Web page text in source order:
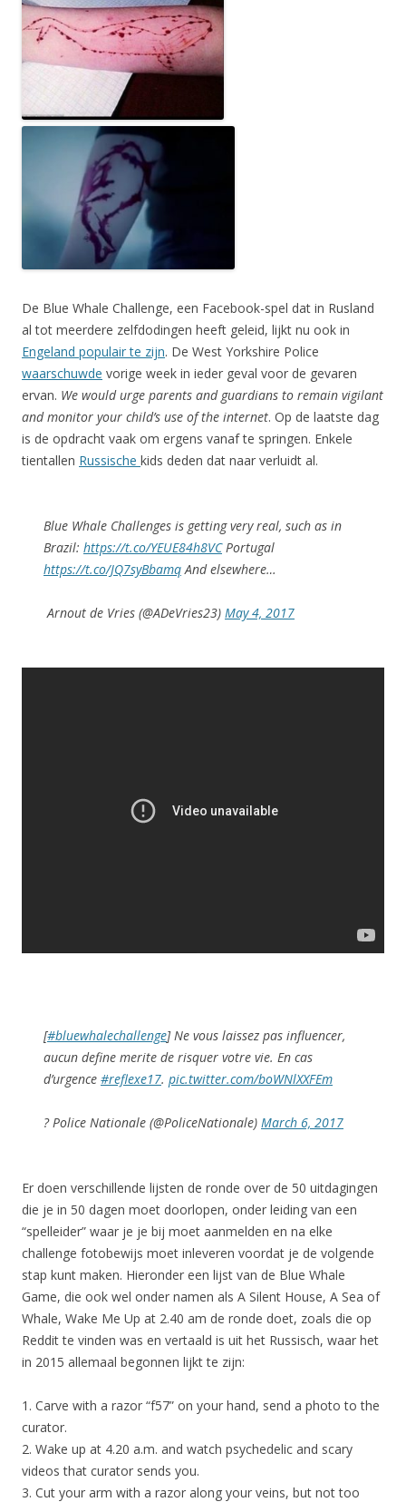
De Blue Whale Challenge, een Facebook-spel dat in Rusland
al tot meerdere zelfdodingen heeft geleid, lijkt nu ook in
Engeland populair te zijn. De West Yorkshire Police
waarschuwde vorige week in ieder geval voor de gevaren
ervan. We would urge parents and guardians to remain vigilant
and monitor your child’s use of the internet. Op de laatste dag
is de opdracht vaak om ergens vanaf te springen. Enkele
tientallen Russische kids deden dat naar verluidt al.
Blue Whale Challenges is getting very real, such as in
Brazil: https://t.co/YEUE84h8VCPortugal
https://t.co/JQ7syBbamq And elsewhere…
Arnout de Vries (@ADeVries23) May 4, 2017
[#bluewhalechallenge] Ne vous laissez pas influencer,
aucun define merite de risquer votre vie. En cas
d’urgence #reflexe17. pic.twitter.com/boWNlXXFEm
? Police Nationale (@PoliceNationale) March 6, 2017
Er doen verschillende lijsten de ronde over de 50 uitdagingen
die je in 50 dagen moet doorlopen, onder leiding van een
“spelleider” waar je je bij moet aanmelden en na elke
challenge fotobewijs moet inleveren voordat je de volgende
stap kunt maken. Hieronder een lijst van de Blue Whale
Game, die ook wel onder namen als A Silent House, A Sea of
Whale, Wake Me Up at 2.40 am de ronde doet, zoals die op
Reddit te vinden was en vertaald is uit het Russisch, waar het
in 2015 allemaal begonnen lijkt te zijn:
1. Carve with a razor “f57” on your hand, send a photo to the
curator.
2. Wake up at 4.20 a.m. and watch psychedelic and scary
videos that curator sends you.
3. Cut your arm with a razor along your veins, but not too